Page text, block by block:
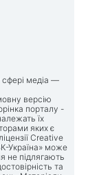
сфері медіа —
версію
порталу -
їх
яких є
Creative
Україна» може
не підлягають
та